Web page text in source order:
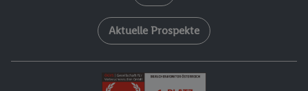
Aktuelle Prospekte